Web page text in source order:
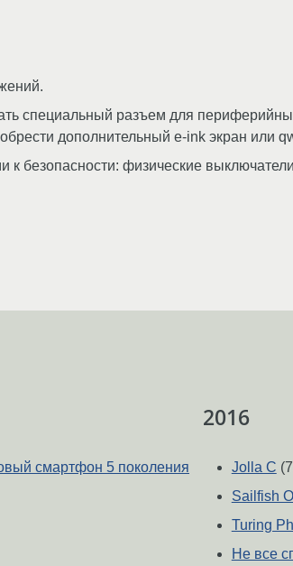
специальный разъем для
дополнительный e-ink экран или
безопасности: физические
смартфон 5 поколения
2016
Jolla C
Sailfish
Turing
Не все